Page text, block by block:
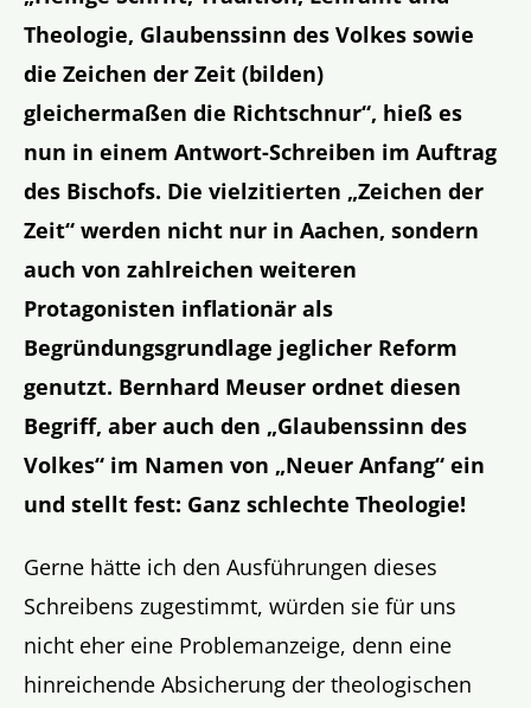
Theologie, Glaubenssinn des Volkes sowie
die Zeichen der Zeit (bilden)
gleichermaßen die Richtschnur“, hieß es
nun in einem Antwort-Schreiben im Auftrag
des Bischofs. Die vielzitierten „Zeichen der
Zeit“ werden nicht nur in Aachen, sondern
auch von zahlreichen weiteren
Protagonisten inflationär als
Begründungsgrundlage jeglicher Reform
genutzt. Bernhard Meuser ordnet diesen
Begriff, aber auch den „Glaubenssinn des
Volkes“ im Namen von „Neuer Anfang“ ein
und stellt fest: Ganz schlechte Theologie!
Gerne hätte ich den Ausführungen dieses
Schreibens zugestimmt, würden sie für uns
nicht eher eine Problemanzeige, denn eine
hinreichende Absicherung der theologischen